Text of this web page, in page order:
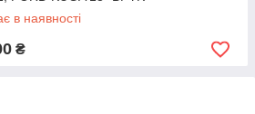
в наявності
₴